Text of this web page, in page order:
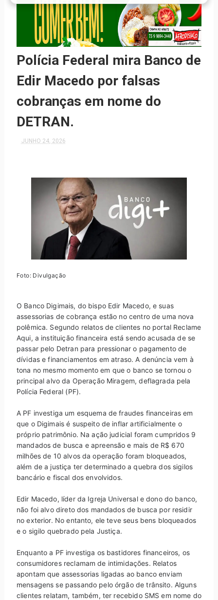
Polícia Federal mira Banco de
Edir Macedo por falsas
cobranças em nome do
DETRAN.
JUNHO 24, 2026
Foto: Divulgação
O Banco Digimais, do bispo Edir Macedo, e suas
assessorias de cobrança estão no centro de uma nova
polêmica. Segundo relatos de clientes no portal Reclame
Aqui, a instituição financeira está sendo acusada de se
passar pelo Detran para pressionar o pagamento de
dívidas e financiamentos em atraso. A denúncia vem à
tona no mesmo momento em que o banco se tornou o
principal alvo da Operação Miragem, deflagrada pela
Polícia Federal (PF).
A PF investiga um esquema de fraudes financeiras em
que o Digimais é suspeito de inflar artificialmente o
próprio patrimônio. Na ação judicial foram cumpridos 9
mandados de busca e apreensão e mais de R$ 670
milhões de 10 alvos da operação foram bloqueados,
além de a justiça ter determinado a quebra dos sigilos
bancário e fiscal dos envolvidos.
Edir Macedo, líder da Igreja Universal e dono do banco,
não foi alvo direto dos mandados de busca por residir
no exterior. No entanto, ele teve seus bens bloqueados
e o sigilo quebrado pela Justiça.
Enquanto a PF investiga os bastidores financeiros, os
consumidores reclamam de intimidações. Relatos
apontam que assessorias ligadas ao banco enviam
mensagens se passando pelo órgão de trânsito. Alguns
clientes relatam, também, ter recebido SMS em nome do